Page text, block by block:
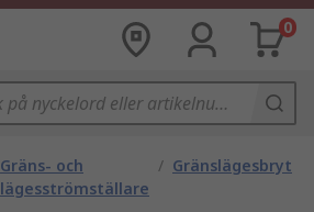
0
Gräns- och
lägesströmställare
/